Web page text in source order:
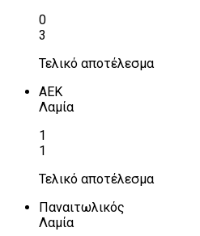
0
3
Τελικό αποτέλεσμα
ΑΕΚ
Λαμία
1
1
Τελικό αποτέλεσμα
Παναιτωλικός
Λαμία